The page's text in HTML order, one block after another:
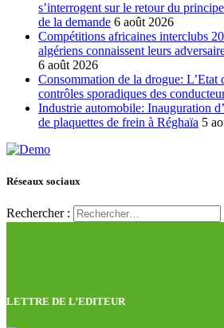
s’interrogent sur le retour du
de la demande 6 août 2026
Compétitions africaines interclubs
algériens connaissent leurs
6 août 2026
Consommation de la drogue: L’Etat
contrôles sporadiques des
Industrie automobile: Inauguration
de plaquettes de frein à Réghaïa 5
Réseaux sociaux
Rechercher :
LETTRE DE L’EDITEUR